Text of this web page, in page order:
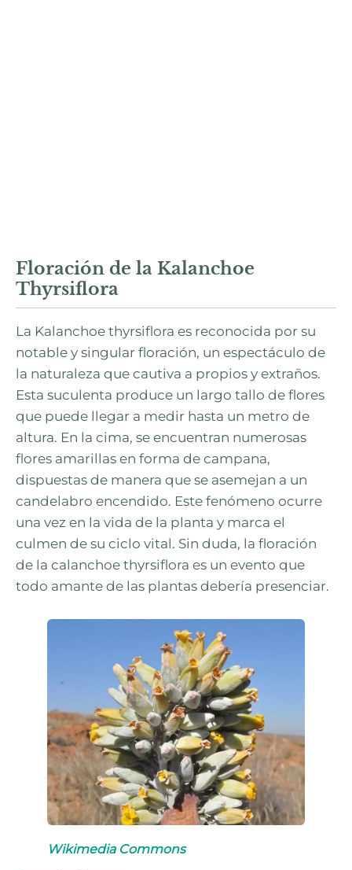
Floración de la Kalanchoe
Thyrsiflora
La Kalanchoe thyrsiflora es reconocida por su
notable y singular floración, un espectáculo de
la naturaleza que cautiva a propios y extraños.
Esta suculenta produce un largo tallo de flores
que puede llegar a medir hasta un metro de
altura. En la cima, se encuentran numerosas
flores amarillas en forma de campana,
dispuestas de manera que se asemejan a un
candelabro encendido. Este fenómeno ocurre
una vez en la vida de la planta y marca el
culmen de su ciclo vital. Sin duda, la floración
de la calanchoe thyrsiflora es un evento que
todo amante de las plantas debería presenciar.
Wikimedia Commons